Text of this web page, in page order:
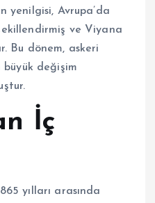
yenilgisi, Avrupa’da
ve Viyana
Bu dönem, askeri
değişim
İç
yılları arasında